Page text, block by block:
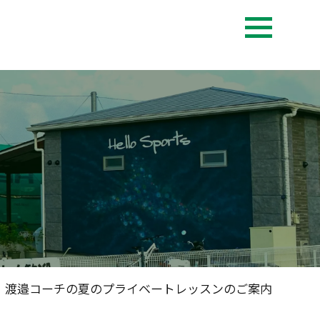
コーチの夏のプライベートレッスンのご案内